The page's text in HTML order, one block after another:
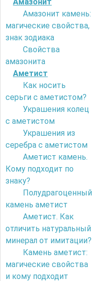
Амазонит камень:
магические свойства,
знак зодиака
Свойства
амазонита
Аметист
Как носить
серьги с аметистом?
Украшения колец
с аметистом
Украшения из
серебра с аметистом
Аметист камень.
Кому подходит по
знаку?
Полудрагоценный
камень аметист
Аметист. Как
отличить натуральный
минерал от имитации?
Камень аметист:
магические свойства
и кому подходит